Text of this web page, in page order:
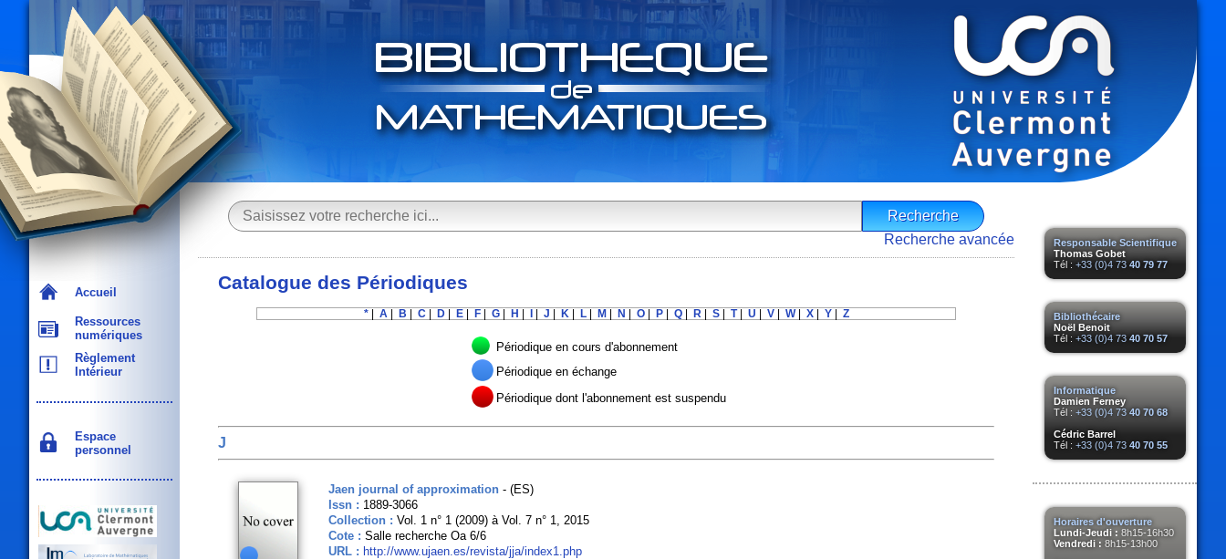
Accueil
Ressources
numériques
Règlement
Intérieur
Espace
personnel
Responsable Scientifique
Thomas Gobet
Tél : +33 (0)4 73 40 79 77
Bibliothécaire
Noël Benoit
Tél : +33 (0)4 73 40 70 57
Informatique
Damien Ferney
Tél : +33 (0)4 73 40 70 68
Cédric Barrel
Tél : +33 (0)4 73 40 70 55
Horaires d'ouverture
Lundi-Jeudi : 8h15-16h30
Vendredi : 8h15-13h00
Recherche avancée
Catalogue des Périodiques
*| A B C| D| E| F| G| H J K L| M N O| P| Q| R S| T| U V| W| X| Y| Z
Périodique en cours d'abonnement
Périodique en échange
Périodique dont l'abonnement est suspendu
J
Jaen journal of approximation- (ES)
Issn : 1889-3066
Collection : Vol. 1 n° 1 (2009) à Vol. 7 n° 1, 2015
Cote : Salle recherche Oa 6/6
URL : http://www.ujaen.es/revista/jja/index1.php